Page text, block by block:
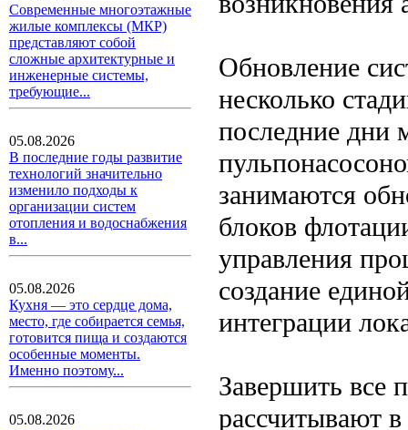
Современные многоэтажные
жилые комплексы (МКР)
представляют собой
сложные архитектурные и
инженерные системы,
требующие...
05.08.2026
В последние годы развитие
технологий значительно
изменило подходы к
организации систем
отопления и водоснабжения
в...
05.08.2026
Кухня — это сердце дома,
место, где собирается семья,
готовится пища и создаются
особенные моменты.
Именно поэтому...
05.08.2026
Обновление
несколько
последние дни
занимаются
блоков
управления
создание
интеграции
Завершить все
рассчитывают